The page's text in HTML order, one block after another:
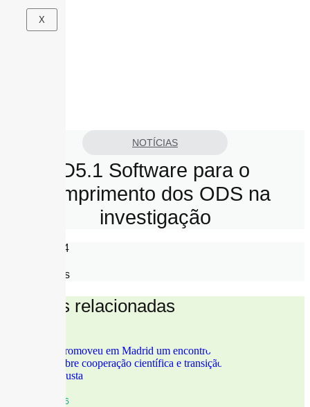
Pular
X
X
NOTÍCIAS
D5.1 Software para o
cumprimento dos ODS na
investigação
1 Maio, 2024
descargas
Notícias relacionadas
13/01/2026